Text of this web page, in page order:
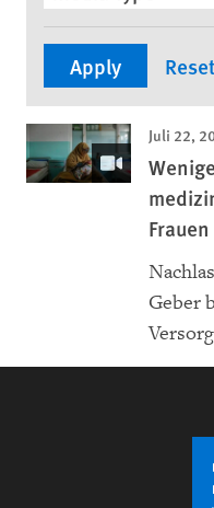
Juli 22,
Geber